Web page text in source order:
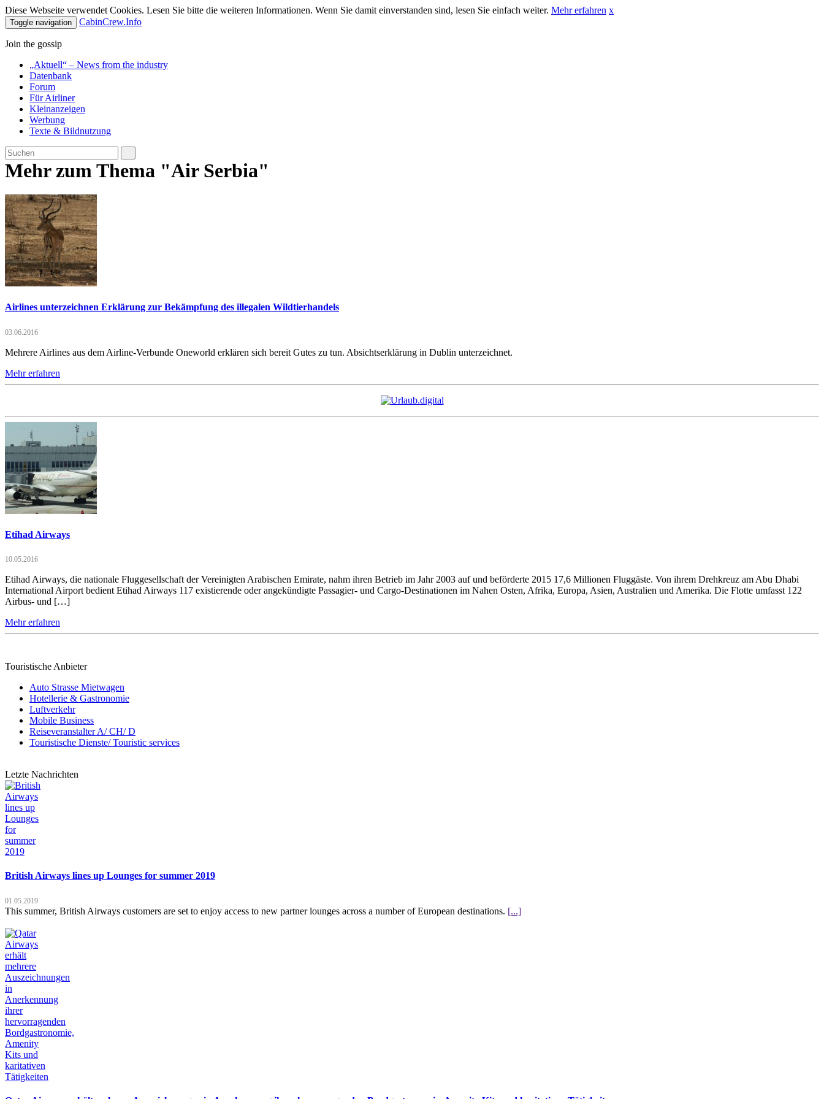
Diese Webseite verwendet Cookies. Lesen Sie bitte die weiteren Informationen. Wenn Sie damit einverstanden sind, lesen Sie einfach weiter. Mehr erfahren x
Toggle navigation CabinCrew.Info
Join the gossip
„Aktuell“ – News from the industry
Datenbank
Forum
Für Airliner
Kleinanzeigen
Werbung
Texte & Bildnutzung
Mehr zum Thema "Air Serbia"
Airlines unterzeichnen Erklärung zur Bekämpfung des illegalen Wildtierhandels
03.06.2016
Mehrere Airlines aus dem Airline-Verbunde Oneworld erklären sich bereit Gutes zu tun. Absichtserklärung in Dublin unterzeichnet.
Mehr erfahren
Etihad Airways
10.05.2016
Etihad Airways, die nationale Fluggesellschaft der Vereinigten Arabischen Emirate, nahm ihren Betrieb im Jahr 2003 auf und beförderte 2015 17,6 Millionen Fluggäste. Von ihrem Drehkreuz am Abu Dhabi
International Airport bedient Etihad Airways 117 existierende oder angekündigte Passagier- und Cargo-Destinationen im Nahen Osten, Afrika, Europa, Asien, Australien und Amerika. Die Flotte umfasst 122
Airbus- und […]
Mehr erfahren
Touristische Anbieter
Auto Strasse Mietwagen
Hotellerie & Gastronomie
Luftverkehr
Mobile Business
Reiseveranstalter A/ CH/ D
Touristische Dienste/ Touristic services
Letzte Nachrichten
British Airways lines up Lounges for summer 2019
01.05.2019
This summer, British Airways customers are set to enjoy access to new partner lounges across a number of European destinations. [...]